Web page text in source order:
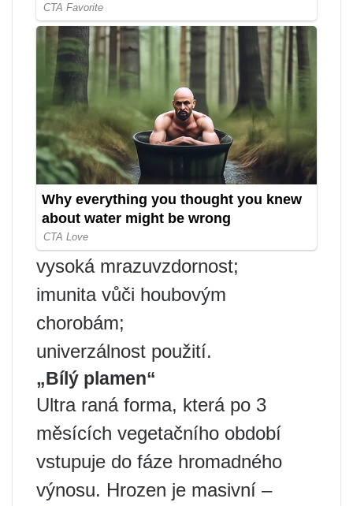
vysoká mrazuvzdornost;
imunita vůči houbovým
chorobám;
univerzálnost použití.
„Bílý plamen“
Ultra raná forma, která po 3
měsících vegetačního období
vstupuje do fáze hromadného
výnosu. Hrozen je masivní –